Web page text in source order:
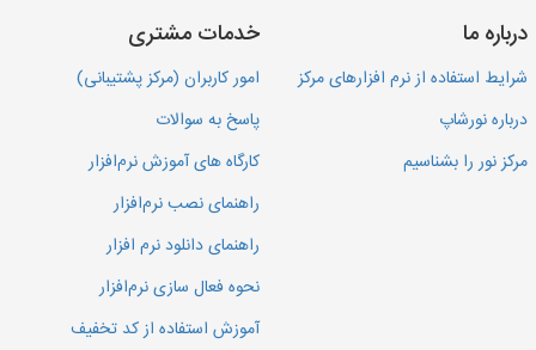
درباره ما
شرایط استفاده از نرم افزارهای مرکز
درباره نورشاپ
مرکز نور را بشناسیم
خدمات مشتری
امور کاربران (مرکز پشتیبانی)
پاسخ به سوالات
کارگاه های آموزش نرم‌افزار
راهنمای نصب نرم‌افزار
راهنمای دانلود نرم افزار
نحوه فعال سازی نرم‌افزار
آموزش استفاده از کد تخفیف